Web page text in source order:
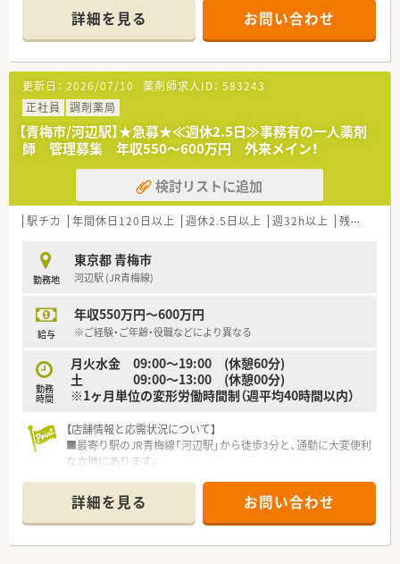
◎患者様やご家族の方が安心していただけるよう、病院一体とな
ったチーム医療を提供できる病院づくりを行っております。
≪病院特徴≫
◎希少な土日祝日休みの求人です！
◎調剤・監査業務の他、病棟業務やDI業務、各種委員会活動にも
参加することができます。
◎残業も少ないため、メリハリをつけて働くことができます！
詳細を見る お問い合わせ
更新日： 2026/07/10 薬剤師求人ID： 583243
正社員
調剤薬局
【青梅市/河辺駅】★急募★≪週休2.5日≫事務有の一人薬剤
師 管理募集 年収550～600万円 外来メイン！
検討リストに追加
駅チカ 年間休日120日以上 週休2.5日以上 週32h以上 残業なし(ほぼなし含む)
勤務地
東京都 青梅市
河辺駅 (JR青梅線)
給与
年収550万円～600万円
※ご経験・ご年齢・役職などにより異なる
勤務
時間
月火水金 09:00～19:00 (休憩60分)
土 09:00～13:00 (休憩00分)
※1ヶ月単位の変形労働時間制（週平均40時間以内）
【店舗情報と応需状況について】
■最寄り駅のJR青梅線「河辺駅」から徒歩3分と、通勤に大変便利
な立地にあります。
30枚程度で落ち着いています。
■勤務体制は薬剤師1名と事務員1名のため、ご自身のペースで
業務に取り組めます。
詳細を見る お問い合わせ